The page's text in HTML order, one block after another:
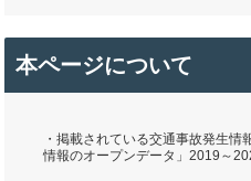
本ページについて
・掲載されている交通事故発生
情報のオープンデータ」2019～